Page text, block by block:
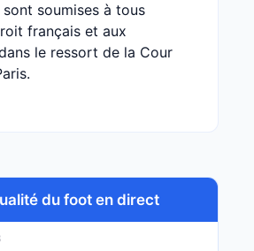
sont soumises à tous
français et aux
le ressort de la Cour
du foot en direct